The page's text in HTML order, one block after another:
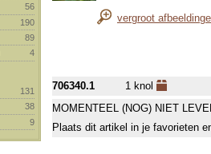
56
190
89
4
131
38
9
vergroot
706340.1
1 knol
MOMENTEEL (NOG) NIET
Plaats dit artikel in je favorieten